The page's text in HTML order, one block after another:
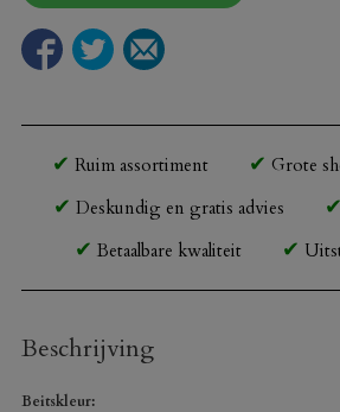
Ruim assortiment
Grote
Deskundig en gratis advies
Betaalbare kwaliteit
Beschrijving
Beitskleur: